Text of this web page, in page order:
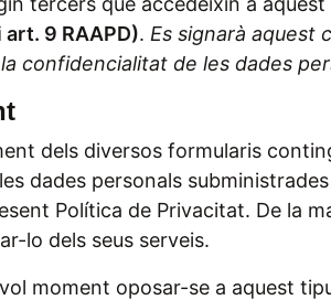
art. 9 RAAPD). Es signarà aquest
confidencialitat de les dades
dels diversos formularis
dades personals
Política de Privacitat. De la
lo dels seus serveis.
moment oposar-se a aquest